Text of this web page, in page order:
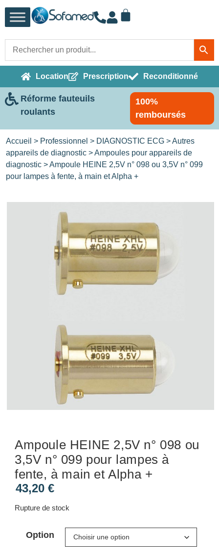
Location Prescription Reconditionné
Réforme fauteuils
roulants
100%
remboursés
Accueil > Professionnel > DIAGNOSTIC ECG >Autres
appareils de diagnostic >Ampoules pour appareils de
diagnostic > Ampoule HEINE 2,5V n° 098 ou 3,5V n° 099
pour lampes à fente, à main et Alpha +
Ampoule HEINE 2,5V n° 098 ou
3,5V n° 099 pour lampes à
fente, à main et Alpha +
43,20 €
Rupture de stock
Option